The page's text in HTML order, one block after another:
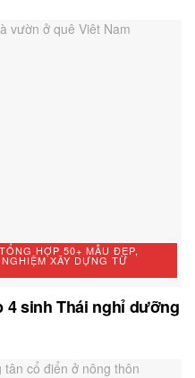
HỢP 50+ MẪU ĐẸP,
XÂY DỰNG TỪ
4 sinh Thái nghỉ dưỡng